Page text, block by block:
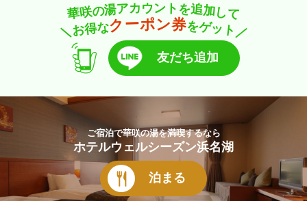
華咲の湯アカ ウント を追加して
＼お得なク ーポン券をゲッ ト ／
友だち追加
ご宿泊で華咲の湯を満喫するなら
ホテルウェルシーズン浜名湖
泊まる